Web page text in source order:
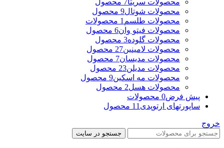
محصولات شوتال9 محصول
محصولات طلسم 1 محصولات
محصولات فیتو وان6 محصول
محصولات گلوده3 محصول
محصولات لامینین27 محصول
محصولات مدیسان7 محصول
محصولات مدیلن23 محصول
محصولات مه اسکین9 محصول
محصولات هسل2 محصول
پیش فرض0 محصولات
ساپورتهای ارتوپدی 11 محصول
خروج
جستجو در سایت